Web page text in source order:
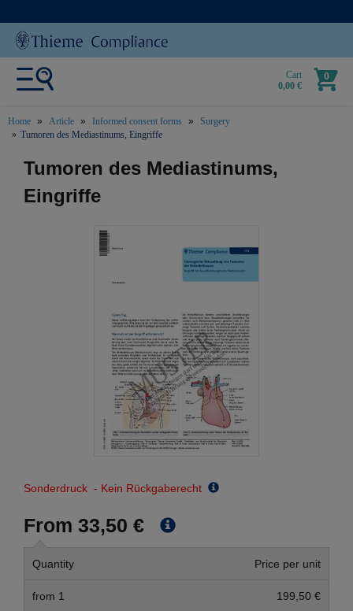
Cart
0,00 €
0
Home Article Informed consent forms
Surgery
Tumoren des Mediastinums, Eingriffe
text.skipToContent
text.skipToNavigation
Tumoren des Mediastinums,
Eingriffe
Sonderdruck - Kein Rückgaberecht
From 33,50 €
Quantity Price per unit
from 1 199,50 €